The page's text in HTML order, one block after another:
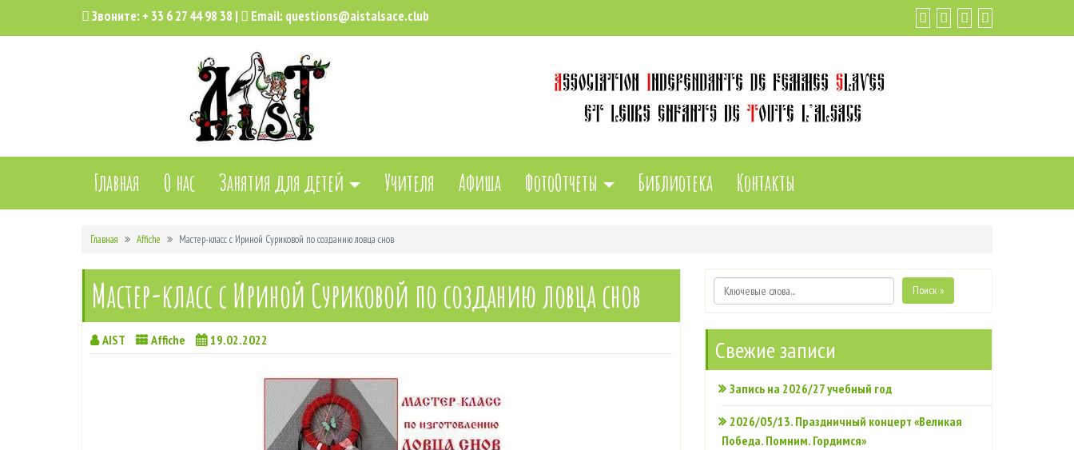
Звоните: + 33 6 27 44 98 38 | Email: questions@aistalsace.club
Главная О нас Занятия для детей Учителя Афиша ФотоОтчеты Библиотека Контакты
Главная Affiche Мастер-класс с Ириной Суриковой по созданию ловца снов
Мастер-класс с Ириной Суриковой по созданию ловца снов
AIST Affiche 19.02.2022
Поиск »
Свежие записи
Запись на 2026/27 учебный год
2026/05/13. Праздничный концерт «Великая
Победа. Помним. Гордимся»